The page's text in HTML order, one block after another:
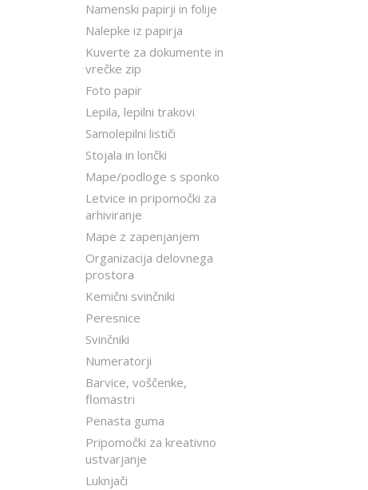
Namenski papirji in folije
Nalepke iz papirja
Kuverte za dokumente in
vrečke zip
Foto papir
Lepila, lepilni trakovi
Samolepilni lističi
Stojala in lončki
Mape/podloge s sponko
Letvice in pripomočki za
arhiviranje
Mape z zapenjanjem
Organizacija delovnega
prostora
Kemični svinčniki
Peresnice
Svinčniki
Numeratorji
Barvice, voščenke,
flomastri
Penasta guma
Pripomočki za kreativno
ustvarjanje
Luknjači